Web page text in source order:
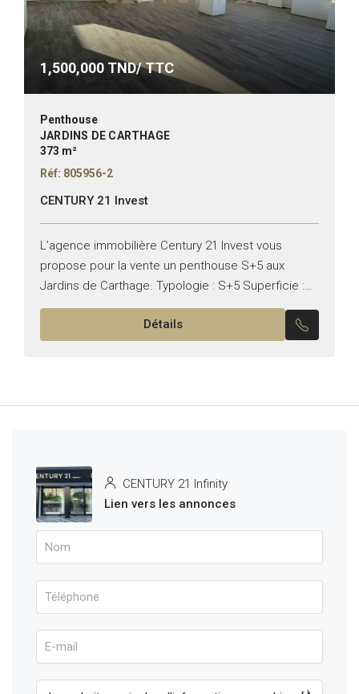
1,500,000 TND/ TTC
Penthouse
JARDINS DE CARTHAGE
373 m²
Réf: 805956-2
CENTURY 21 Invest
L’agence immobilière Century 21 Invest vous
propose pour la vente un penthouse S+5 aux
Jardins de Carthage. Typologie : S+5 Superficie :
373 m² Superficie bâtie : 243 m² Il se compose...
Détails
CENTURY 21 Infinity
Lien vers les annonces